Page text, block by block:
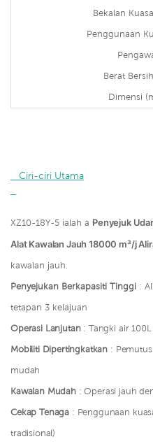
Bekalan
Penggunaan
Berat
Dimensi
XZ10-18Y-5 ialah a Penyejuk
Alat Kawalan Jauh 18000 m³/j
kawalan jauh.
Penyejukan Berkapasiti Tinggi :
tetapan 3 kelajuan
Operasi Lanjutan : Tangki air
Mobiliti Dipertingkatkan :
mudah
Kawalan Mudah : Operasi jauh
Cekap Tenaga : Penggunaan
tradisional)